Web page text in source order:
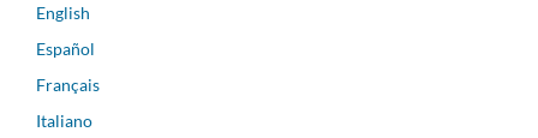
English
Español
Français
Italiano